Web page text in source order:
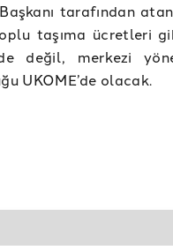
tarafından
taşıma ücretleri
değil, merkezi
UKOME’de olacak.